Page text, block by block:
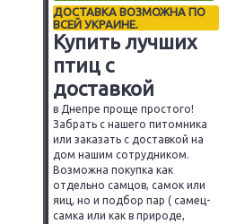
ДОСТАВКА ВОЗМОЖНА ПО
ВСЕЙ УКРАИНЕ.
Купить лучших
птиц с
доставкой
в Днепре проще простого!
Забрать с нашего питомника
или заказать с доставкой на
дом нашим сотрудником.
Возможна покупка как
отдельно самцов, самок или
яиц, но и подбор пар ( самец-
самка или как в природе,